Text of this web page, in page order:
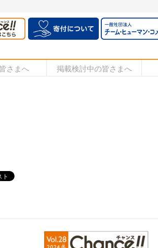
さまへ 掲載検討中の皆さまへ